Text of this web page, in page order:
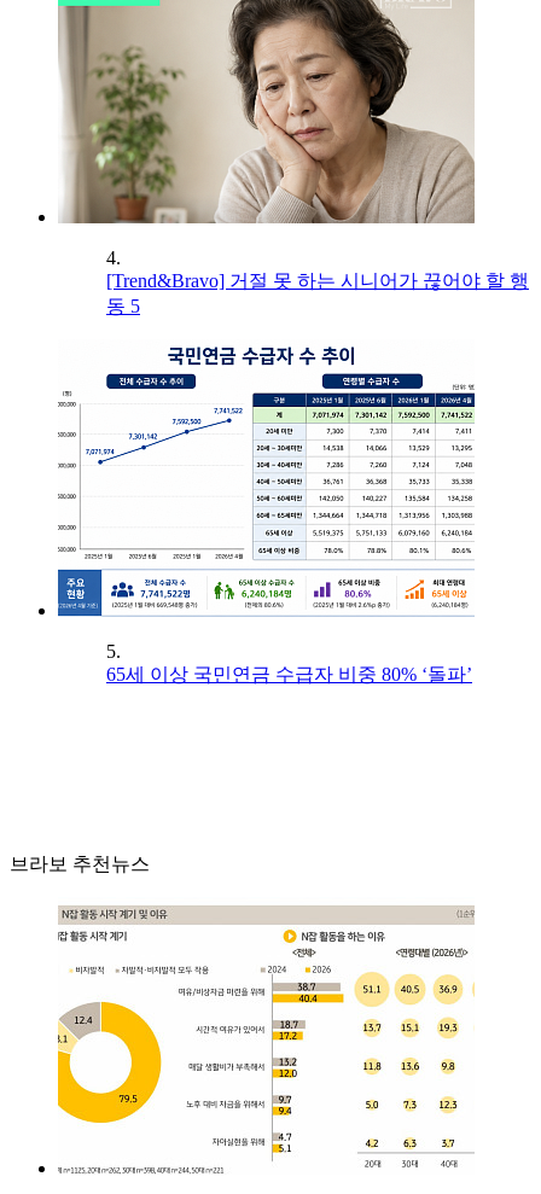
4.
[Trend&Bravo] 거절 못 하는 시니어가 끊어야 할 행
동 5
5.
65세 이상 국민연금 수급자 비중 80% ‘돌파’
브라보 추천뉴스